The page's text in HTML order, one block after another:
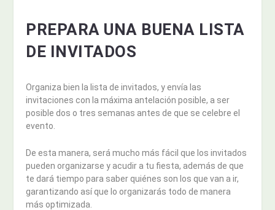
PREPARA UNA BUENA LISTA
DE INVITADOS
Organiza bien la lista de invitados, y envía las
invitaciones con la máxima antelación posible, a ser
posible dos o tres semanas antes de que se celebre el
evento.
De esta manera, será mucho más fácil que los invitados
pueden organizarse y acudir a tu fiesta, además de que
te dará tiempo para saber quiénes son los que van a ir,
garantizando así que lo organizarás todo de manera
más optimizada.